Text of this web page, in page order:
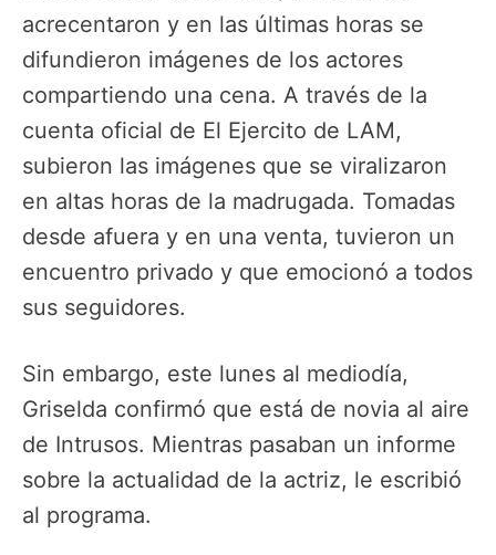
acrecentaron y en las últimas horas se
difundieron imágenes de los actores
compartiendo una cena. A través de la
cuenta oficial de El Ejercito de LAM,
subieron las imágenes que se viralizaron
en altas horas de la madrugada. Tomadas
desde afuera y en una venta, tuvieron un
encuentro privado y que emocionó a todos
sus seguidores.
Sin embargo, este lunes al mediodía,
Griselda confirmó que está de novia al aire
de Intrusos. Mientras pasaban un informe
sobre la actualidad de la actriz, le escribió
al programa.